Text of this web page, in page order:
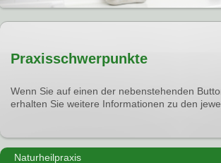
Praxisschwerpunkte
Wenn Sie auf einen der nebenstehenden
erhalten Sie weitere Informationen zu den
Naturheilpraxis